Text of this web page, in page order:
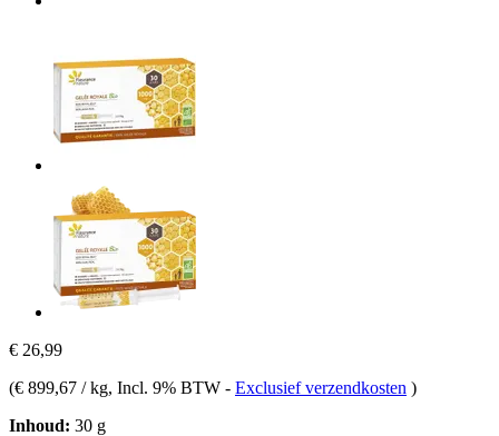
€ 26,99
(€ 899,67 / kg, Incl. 9% BTW - Exclusief verzendkosten )
Inhoud: 30 g